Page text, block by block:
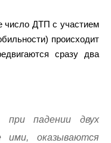
число ДТП с участием
происходит
сразу два
при падении двух
ими, оказываются